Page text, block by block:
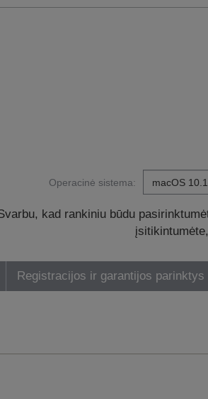
Operacinė sistema:
kad rankiniu būdu
Registracijos ir garantijos parinktys